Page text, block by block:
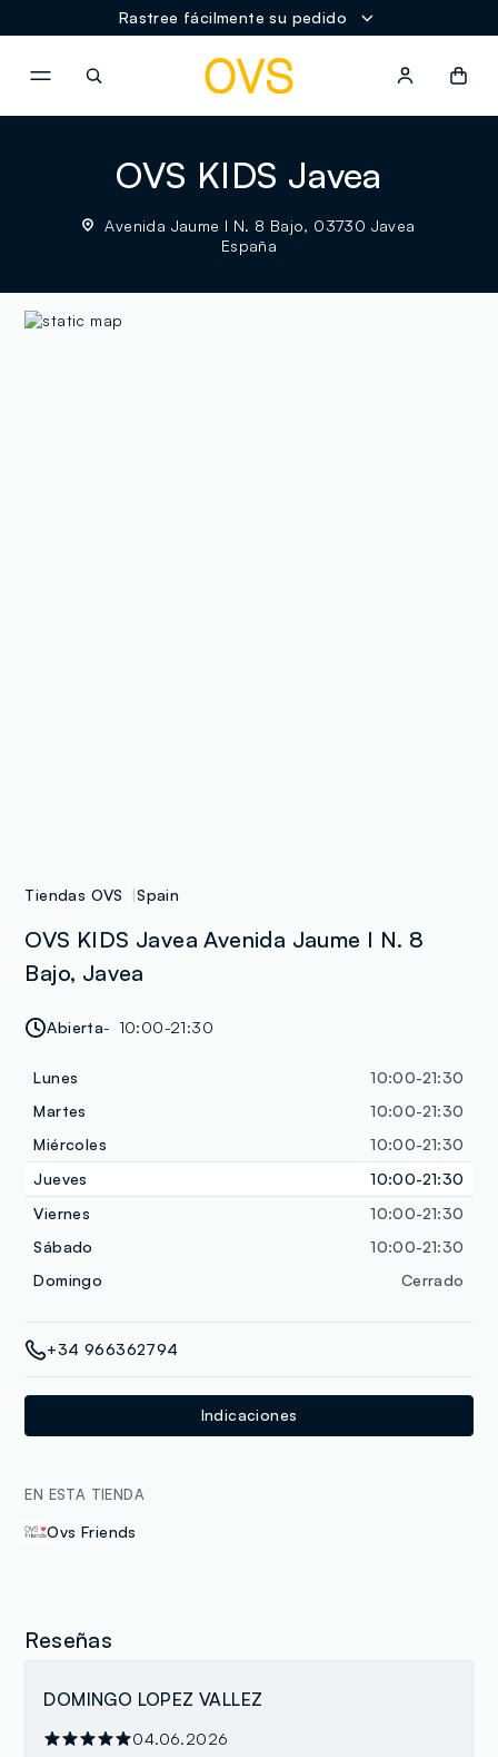
Rastree fácilmente su pedido
OVS KIDS Javea
Avenida Jaume I N. 8 Bajo, 03730 Javea
España
Tiendas OVS Spain
OVS KIDS Javea Avenida Jaume I N. 8
Bajo, Javea
Abierta 10:00-21:30
Lunes
10:00-21:30
Martes
10:00-21:30
Miércoles
10:00-21:30
Jueves
10:00-21:30
Viernes
10:00-21:30
Sábado
10:00-21:30
Domingo
Cerrado
+34 966362794
Indicaciones
EN ESTA TIENDA
Ovs Friends
Reseñas
DOMINGO LOPEZ VALLEZ
04.06.2026